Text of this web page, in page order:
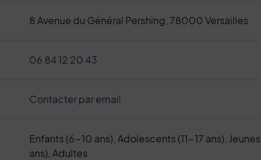
8 Avenue du Général Pershing, 78000 Versailles
06 84 12 20 43
Contacter par email
Enfants (6-10 ans), Adolescents (11-17 ans),
ans), Adultes